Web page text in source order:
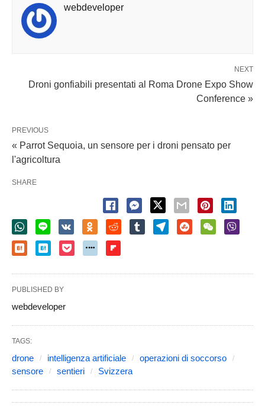
webdeveloper
NEXT
Droni gonfiabili presentati al Roma Drone Expo Show
Conference »
PREVIOUS
« Parrot Sequoia, un sensore per i droni pensato per
l'agricoltura
SHARE
PUBLISHED BY
webdeveloper
TAGS:
drone intelligenza artificiale
operazioni di soccorso
sensore
sentieri Svizzera